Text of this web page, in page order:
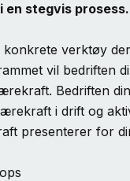
en stegvis prosess.
verktøy
vil bedriften
Bedriften
i drift og
presenterer for